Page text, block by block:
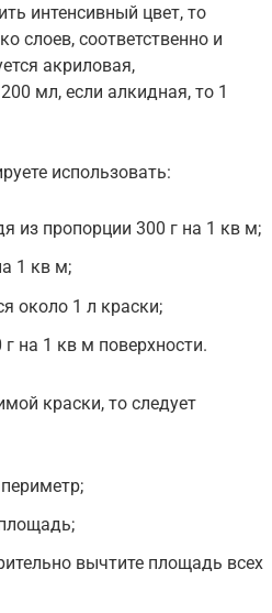
интенсивный цвет, то
слоев, соответственно и
акриловая,
мл, если алкидная, то 1
использовать:
из пропорции 300 г на 1 кв м;
1 кв м;
около 1 л краски;
на 1 кв м поверхности.
краски, то следует
вычтите площадь всех